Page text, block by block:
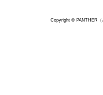
Copyright © PANTHER（